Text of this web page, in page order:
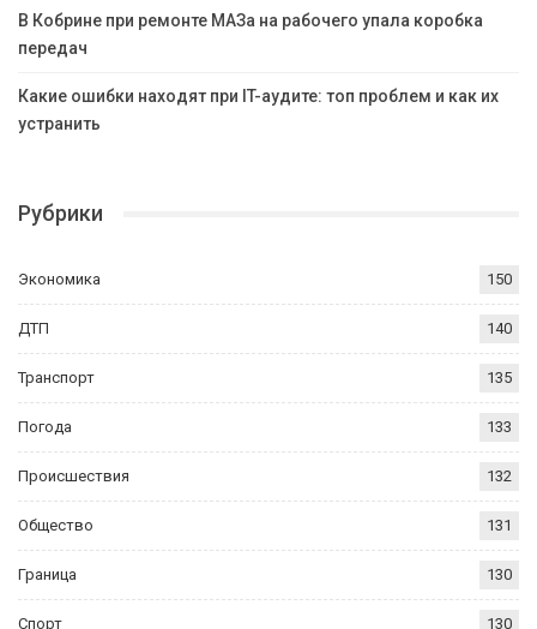
В Кобрине при ремонте МАЗа на рабочего упала коробка
передач
Какие ошибки находят при IT-аудите: топ проблем и как их
устранить
Рубрики
Экономика 150
ДТП 140
Транспорт 135
Погода 133
Происшествия 132
Общество 131
Граница 130
Спорт 130